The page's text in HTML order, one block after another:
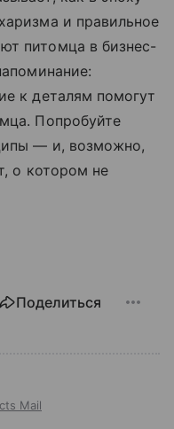
и правильное
питомца в бизнес-
к деталям помогут
Попробуйте
— и, возможно,
о котором не
Поделиться
Mail